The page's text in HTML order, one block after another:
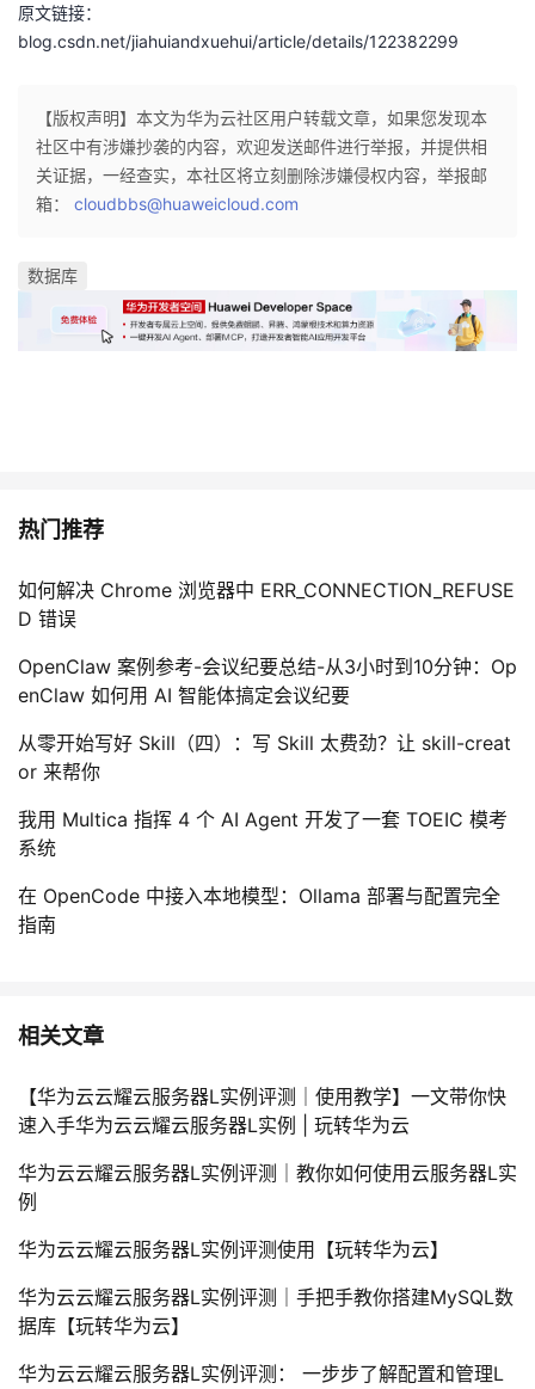
原文链接：
blog.csdn.net/jiahuiandxuehui/article/details/122382299
【版权声明】本文为华为云社区用户转载文章，如果您发现本
社区中有涉嫌抄袭的内容，欢迎发送邮件进行举报，并提供相
关证据，一经查实，本社区将立刻删除涉嫌侵权内容，举报邮
箱： cloudbbs@huaweicloud.com
数据库
热门推荐
如何解决 Chrome 浏览器中 ERR_CONNECTION_REFUSE
D 错误
OpenClaw 案例参考-会议纪要总结-从3小时到10分钟：Op
enClaw 如何用 AI 智能体搞定会议纪要
从零开始写好 Skill（四）：写 Skill 太费劲？让 skill-creat
or 来帮你
我用 Multica 指挥 4 个 AI Agent 开发了一套 TOEIC 模考
系统
在 OpenCode 中接入本地模型：Ollama 部署与配置完全
指南
相关文章
【华为云云耀云服务器L实例评测｜使用教学】一文带你快
速入手华为云云耀云服务器L实例 | 玩转华为云
华为云云耀云服务器L实例评测｜教你如何使用云服务器L实
例
华为云云耀云服务器L实例评测使用【玩转华为云】
华为云云耀云服务器L实例评测｜手把手教你搭建MySQL数
据库【玩转华为云】
华为云云耀云服务器L实例评测： 一步步了解配置和管理L